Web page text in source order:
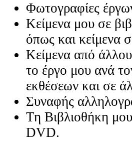
Φωτογραφίες
Κείμενα μου σε
όπως και κείμενα
Κείμενα από
το έργο μου ανά
εκθέσεων και σε
Συναφής
Τη Βιβλιοθήκη
DVD.